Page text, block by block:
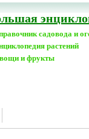
садовода и
растений
и фрукты